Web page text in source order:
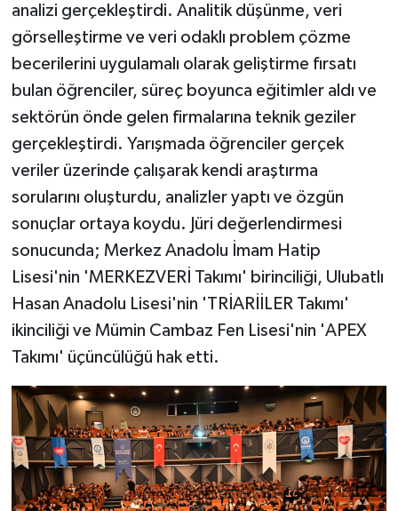
analizi gerçekleştirdi. Analitik düşünme, veri
görselleştirme ve veri odaklı problem çözme
becerilerini uygulamalı olarak geliştirme fırsatı
bulan öğrenciler, süreç boyunca eğitimler aldı ve
sektörün önde gelen firmalarına teknik geziler
gerçekleştirdi. Yarışmada öğrenciler gerçek
veriler üzerinde çalışarak kendi araştırma
sorularını oluşturdu, analizler yaptı ve özgün
sonuçlar ortaya koydu. Jüri değerlendirmesi
sonucunda; Merkez Anadolu İmam Hatip
Lisesi'nin 'MERKEZVERİ Takımı' birinciliği, Ulubatlı
Hasan Anadolu Lisesi'nin 'TRİARİİLER Takımı'
ikinciliği ve Mümin Cambaz Fen Lisesi'nin 'APEX
Takımı' üçüncülüğü hak etti.